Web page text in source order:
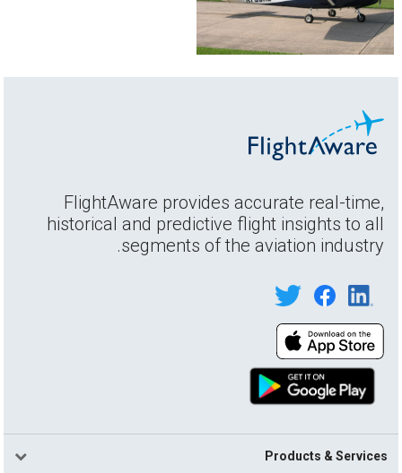
FlightAware provides accurate real-time,
historical and predictive flight insights to all
segments of the aviation industry.
Products & Services